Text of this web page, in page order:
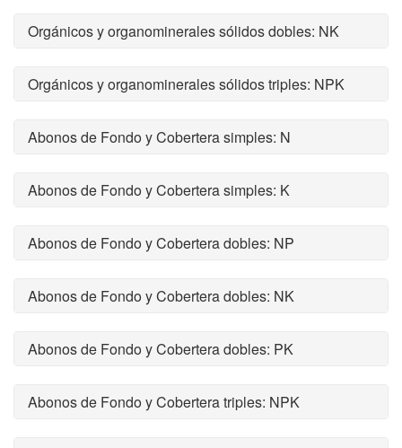
Orgánicos y organominerales sólidos dobles: NK
Orgánicos y organominerales sólidos triples: NPK
Abonos de Fondo y Cobertera simples: N
Abonos de Fondo y Cobertera simples: K
Abonos de Fondo y Cobertera dobles: NP
Abonos de Fondo y Cobertera dobles: NK
Abonos de Fondo y Cobertera dobles: PK
Abonos de Fondo y Cobertera triples: NPK